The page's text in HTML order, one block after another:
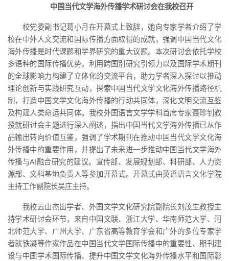
中国当代文学海外传播学术研讨会在我校召开
校党委副书记葛小月在开幕式上致辞，她向专家学者介绍了学
校在中外人文交流和国际传播方面取得的成就，强调中国当代文化
海外传播是时代课题和学界研究的重大议题。本次研讨会依托学校
多语种的国际传播优势，利用跨国别研究引领力以及国际学术期刊
的全球影响力构建了立体化的交流平台，助力学者深入探讨以推动
理论创新与实践研究互动，探索中国当代文学文化海外传播路径机
制，打造中国文学文化海外传播的行动共同体，深化文明交流互鉴
及构建人类命运共同体。我校外国语言文学学科首席专家聂珍钊教
授就研讨会主题进行深入阐述，指出中国当代文学海外传播已从作
品输出转向价值互鉴，强调了学术期刊在推动中国当代文学文化海
外传播中的重要作用，并提出了未来进一步推动中国当代文学海外
传播与AI融合研究的建议。宣传部、发展规划部、科研部、人力资
源部、文科基地负责人等参加开幕式。开幕式由英语语言文化学院
主持工作副院长吴庄主持。
我校云山杰出学者、外国文学文化研究院副院长刘茂生教授主
持学术研讨会环节，来自中国文联、浙江大学、华南师范大学、河
北师范大学、广州大学、广东省高等教育学会和广外的多位专家学
者就铁凝等作家作品在中国当代文学国际传播中的重要性、期刊建
设与中国学术国际传播、提升中国文学文化海外传播水平和国际影